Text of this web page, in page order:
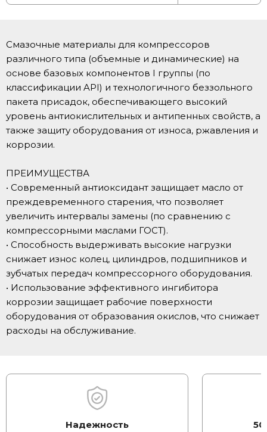
Смазочные материалы для компрессоров
различного типа (объемные и динамические) на
основе базовых компонентов I группы (по
классификации API) и технологичного беззольного
пакета присадок, обеспечивающего высокий
уровень антиокислительных и антипенных свойств, а
также защиту оборудования от износа, ржавления и
коррозии.
ПРЕИМУЩЕСТВА
• Современный антиоксидант защищает масло от
преждевременного старения, что позволяет
увеличить интервалы замены (по сравнению с
компрессорными маслами ГОСТ).
• Способность выдерживать высокие нагрузки
снижает износ колец, цилиндров, подшипников и
зубчатых передач компрессорного оборудования.
• Использование эффективного ингибитора
коррозии защищает рабочие поверхности
оборудования от образования окислов, что снижает
расходы на обслуживание.
Надежность